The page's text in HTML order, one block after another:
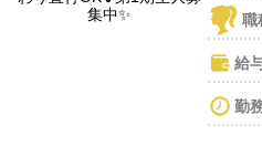
職
給
勤